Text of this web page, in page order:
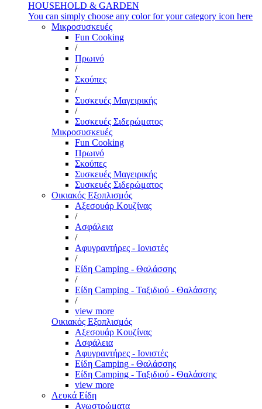
HOUSEHOLD & GARDEN
You can simply choose any color for your category icon here
Μικροσυσκευές
Fun Cooking
/
Πρωινό
/
Σκούπες
/
Συσκευές Μαγειρικής
/
Συσκευές Σιδερώματος
Μικροσυσκευές
Fun Cooking
Πρωινό
Σκούπες
Συσκευές Μαγειρικής
Συσκευές Σιδερώματος
Οικιακός Εξοπλισμός
Αξεσουάρ Κουζίνας
/
Ασφάλεια
/
Αφυγραντήρες - Ιονιστές
/
Είδη Camping - Θαλάσσης
/
Είδη Camping - Ταξιδιού - Θαλάσσης
/
view more
Οικιακός Εξοπλισμός
Αξεσουάρ Κουζίνας
Ασφάλεια
Αφυγραντήρες - Ιονιστές
Είδη Camping - Θαλάσσης
Είδη Camping - Ταξιδιού - Θαλάσσης
view more
Λευκά Είδη
Ανωστρώματα